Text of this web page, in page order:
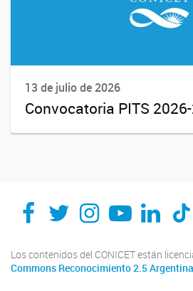
13 de julio de 2026
Convocatoria PITS
Los contenidos del CONICET están
Commons Reconocimiento 2.5